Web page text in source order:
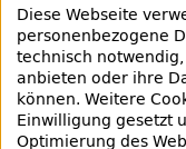
Bibliotheksausweis
Highlights
Veranstaltungen &
Diese Webseite
personenbezogene
technisch
anbieten oder ihre
können. Weitere
Einwilligung gesetzt
Optimierung desWeb